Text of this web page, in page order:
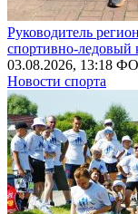
Руководитель
спортивно-ледовый
03.08.2026, 13:18
Новости спорта